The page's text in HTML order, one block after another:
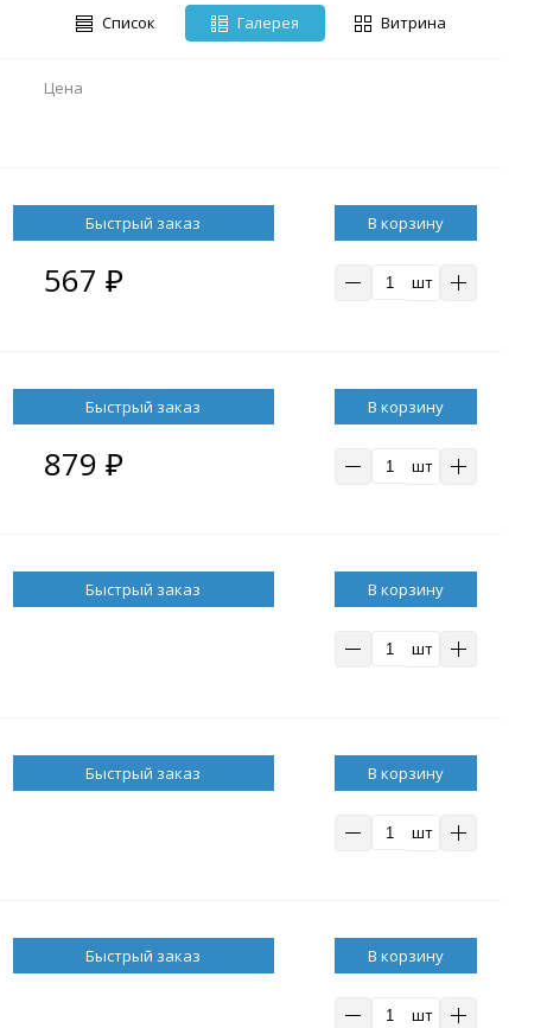
Список Галерея Витрина
Цена
567 ₽
В корзину
шт
879 ₽
В корзину
шт
В корзину
шт
В корзину
шт
В корзину
шт